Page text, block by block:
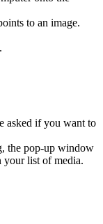
to an image.
asked if you want to
the pop-up window
list of media.